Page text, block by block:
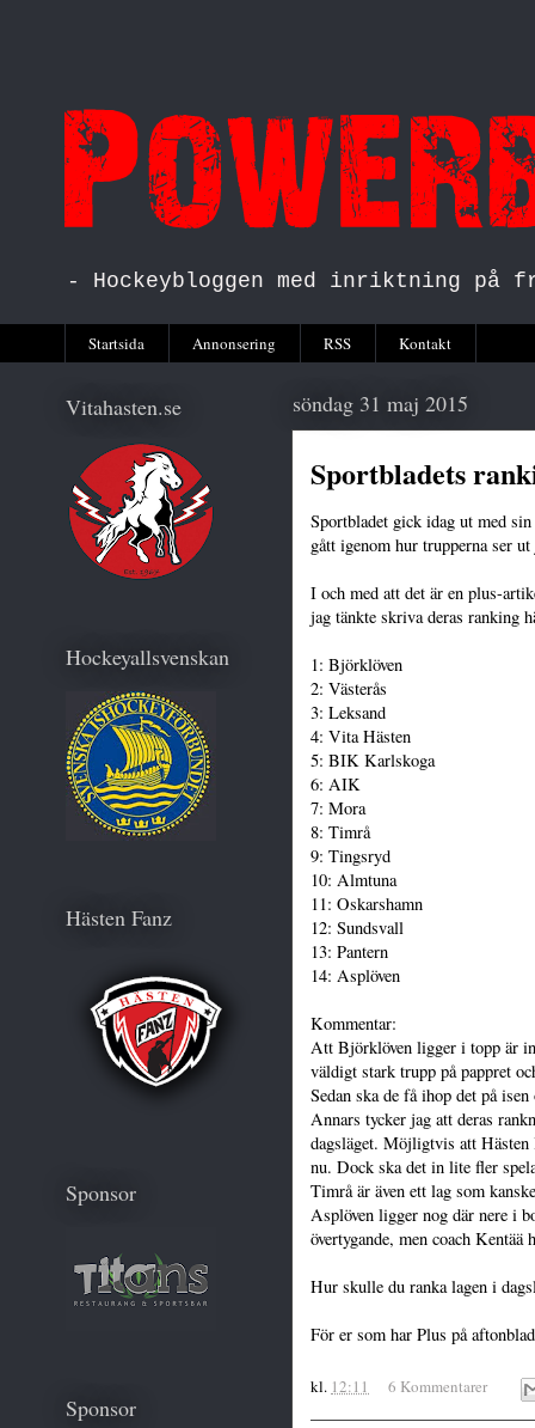
- Hockeybloggen med inriktning på
Startsida Annonsering RSS Kontakt
söndag 31 maj 2015
Sportbladets
Sportbladet gick idag ut med
gått igenom hur trupperna ser
I och med att det är en plus-
jag tänkte skriva deras ranking
1: Björklöven
2: Västerås
3: Leksand
4: Vita Hästen
5: BIK Karlskoga
6: AIK
7: Mora
8: Timrå
9: Tingsryd
10: Almtuna
11: Oskarshamn
12: Sundsvall
13: Pantern
14: Asplöven
Kommentar:
Att Björklöven ligger i topp är
väldigt stark trupp på pappret
Sedan ska de få ihop det på isen
Annars tycker jag att deras
dagsläget. Möjligtvis att
nu. Dock ska det in lite fler
Timrå är även ett lag som
Asplöven ligger nog där nere i
övertygande, men coach
Hur skulle du ranka lagen i
För er som har Plus på
kl. 12:11 6 Kommentarer
Vitahasten.se
Hockeyallsvenskan
Hästen Fanz
Sponsor
Sponsor